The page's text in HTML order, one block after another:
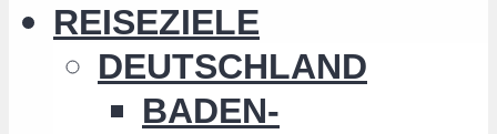
REISEZIELE
DEUTSCHLAND
BADEN-